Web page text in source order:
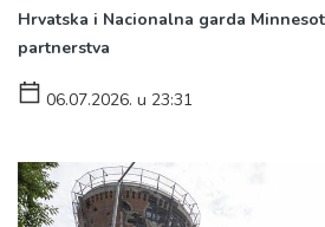
Hrvatska i Nacionalna garda
partnerstva
06.07.2026. u 23:31